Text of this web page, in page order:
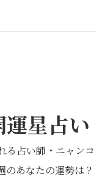
星占い
る占い師・ニャンコ
のあなたの運勢は？